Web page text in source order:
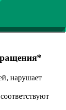
нарушает